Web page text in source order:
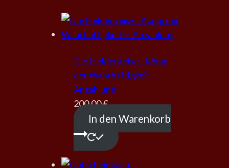
Die Heldenreise · König
der Wahrhaftigkeit —
Anzahlung
200,00€
In den Warenkorb